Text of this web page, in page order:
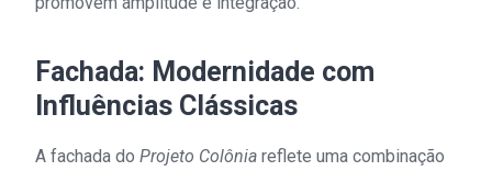
Fachada: Modernidade com
Influências Clássicas
A fachada do Projeto Colônia reflete uma combinação